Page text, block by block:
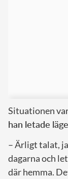
Situationen
han letade
– Ärligt talat,
dagarna och
där hemma.